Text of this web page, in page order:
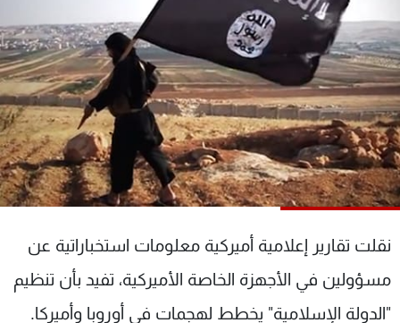
نقلت تقارير إعلامية أميركية معلومات استخباراتية عن
مسؤولين في الأجهزة الخاصة الأميركية، تفيد بأن تنظيم
"الدولة الإسلامية" يخطط لهجمات في أوروبا وأميركا.
كأس العالم
البرامج
جدول البرامج
شاهد البرامج
الترددات
عن MTV
لاعلاناتكم
وظائف
شروط الإسـتخدام